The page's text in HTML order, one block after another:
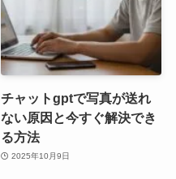
チャットgptで写真が送れ
ない原因と今すぐ解決でき
る方法
2025年10月9日